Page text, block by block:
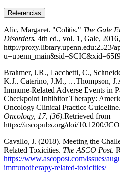
Referencias
Alic, Margaret. "Colitis." The Gale
Disorders. 4th ed., vol. 1, Gale,
http://proxy.library.upenn.edu:2323/
Brahmer, J.R., Lacchetti, C.,
K.J., Caterino, J.M., …Thompson,
Immune-Related Adverse Events in
Checkpoint Inhibitor Therapy:
Oncology Clinical Practice Guideline.
Oncology, 17, (36).Retrieved from
https://ascopubs.org/doi/10.1200/
Cavallo, J. (2018). Meeting the
Related Toxicities. The ASCO Post.
https://www.ascopost.com/issues/
immunotherapy-related-toxicities/